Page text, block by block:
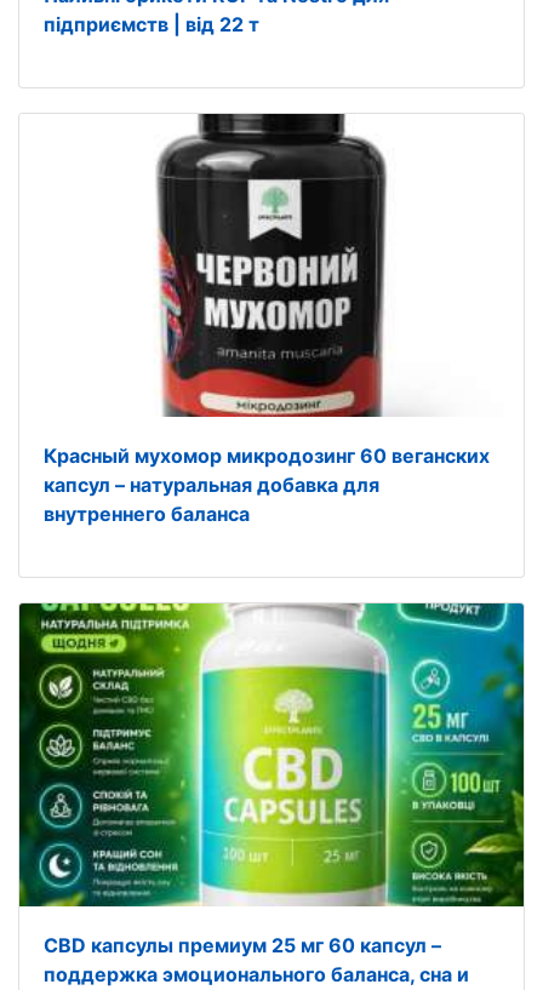
підприємств | від 22 т
Красный мухомор микродозинг 60 веганских
капсул – натуральная добавка для
внутреннего баланса
CBD капсулы премиум 25 мг 60 капсул –
поддержка эмоционального баланса, сна и